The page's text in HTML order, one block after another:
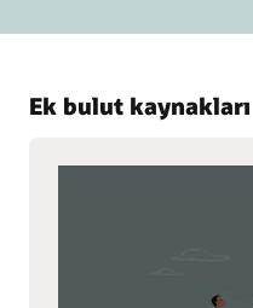
Ek bulut kaynakları